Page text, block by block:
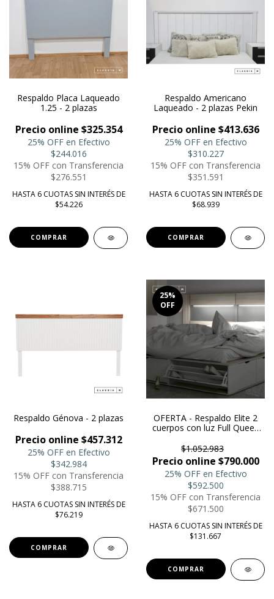
Respaldo Placa Laqueado
1.25 - 2 plazas
Precio online $325.354
25% OFF en Efectivo
$244.016
15% OFF con Transferencia
$276.551
HASTA 6 CUOTAS SIN INTERÉS DE
$54.226
COMPRAR
Respaldo Americano
Laqueado - 2 plazas Pekin
Precio online $413.636
25% OFF en Efectivo
$310.227
15% OFF con Transferencia
$351.591
HASTA 6 CUOTAS SIN INTERÉS DE
$68.939
COMPRAR
Respaldo Génova - 2 plazas
Precio online $457.312
25% OFF en Efectivo
$342.984
15% OFF con Transferencia
$388.715
HASTA 6 CUOTAS SIN INTERÉS DE
$76.219
COMPRAR
25%
OFF
OFERTA - Respaldo Elite 2
cuerpos con luz Full Queen
$1.052.983
Precio online $790.000
25% OFF en Efectivo
$592.500
15% OFF con Transferencia
$671.500
HASTA 6 CUOTAS SIN INTERÉS DE
$131.667
COMPRAR